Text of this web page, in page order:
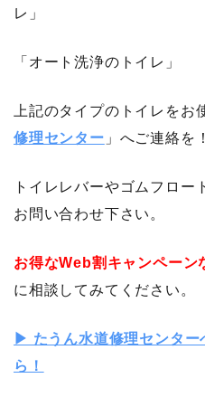
レ」
「オート洗浄のトイレ」
上記のタイプのトイレをお
修理センター 」へご連絡を！
トイレレバーやゴムフロー
お問い合わせ下さい。
お得なWeb割キャンペーン
に相談してみてください。
▶︎ たうん水道修理センター
ら！